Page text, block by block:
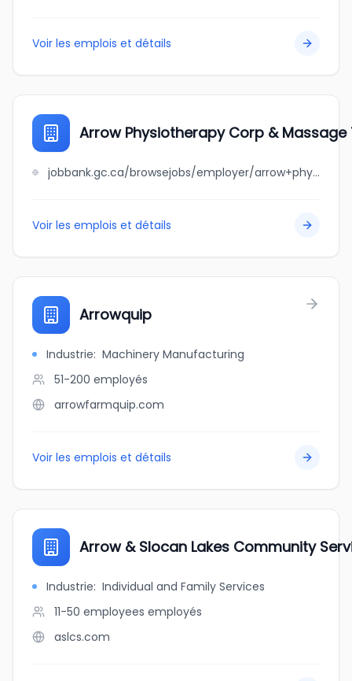
Voir les emplois et détails
Arrow Physiotherapy Corp & Massage
jobbank.gc.ca/browsejobs/employer/arrow+physiotherapy+corp+%26+massage+therapy+clinic/ca
Voir les emplois et détails
Arrowquip
Industrie: Machinery Manufacturing
51-200 employés
arrowfarmquip.com
Voir les emplois et détails
Arrow & Slocan Lakes Community
Industrie: Individual and Family Services
11-50 employees employés
aslcs.com